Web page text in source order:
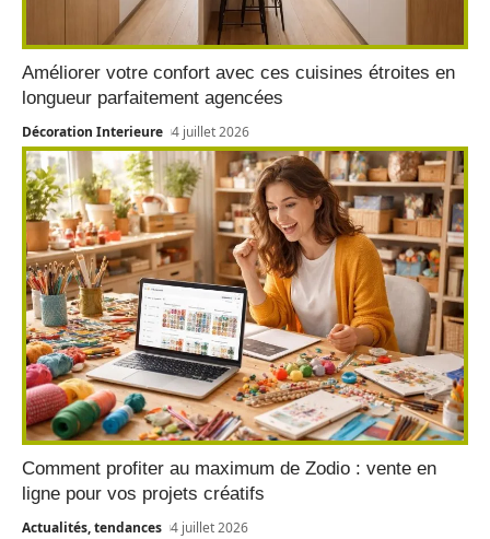
Améliorer votre confort avec ces cuisines étroites en
longueur parfaitement agencées
Décoration Interieure 4 juillet 2026
Comment profiter au maximum de Zodio : vente en
ligne pour vos projets créatifs
Actualités, tendances 4 juillet 2026